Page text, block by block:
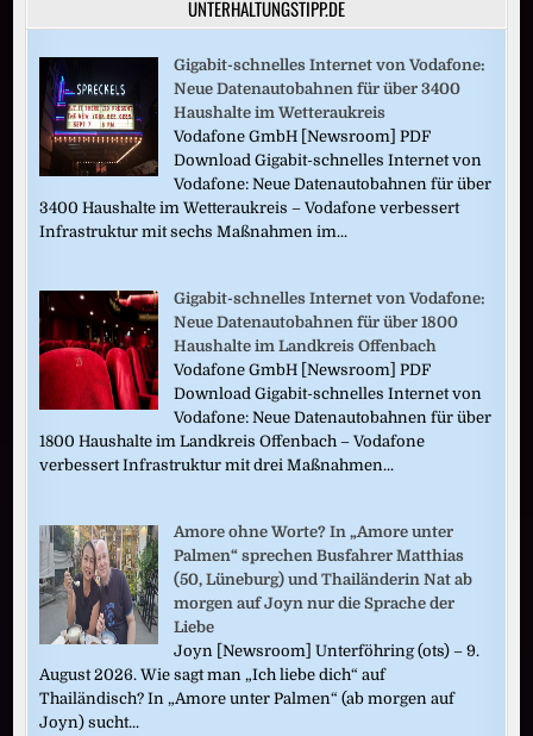
UNTERHALTUNGSTIPP.DE
Gigabit-schnelles Internet von Vodafone:
Neue Datenautobahnen für über 3400
Haushalte im Wetteraukreis
Vodafone GmbH [Newsroom] PDF
Download Gigabit-schnelles Internet von
Vodafone: Neue Datenautobahnen für über
3400 Haushalte im Wetteraukreis – Vodafone verbessert
Infrastruktur mit sechs Maßnahmen im...
Gigabit-schnelles Internet von Vodafone:
Neue Datenautobahnen für über 1800
Haushalte im Landkreis Offenbach
Vodafone GmbH [Newsroom] PDF
Download Gigabit-schnelles Internet von
Vodafone: Neue Datenautobahnen für über
1800 Haushalte im Landkreis Offenbach – Vodafone
verbessert Infrastruktur mit drei Maßnahmen...
Amore ohne Worte? In „Amore unter
Palmen“ sprechen Busfahrer Matthias
(50, Lüneburg) und Thailänderin Nat ab
morgen auf Joyn nur die Sprache der
Liebe
Joyn [Newsroom] Unterföhring (ots) – 9.
August 2026. Wie sagt man „Ich liebe dich“ auf
Thailändisch? In „Amore unter Palmen“ (ab morgen auf
Joyn) sucht...